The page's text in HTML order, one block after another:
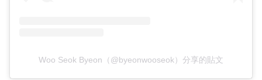
Woo Seok Byeon（@byeonwooseok）分享的貼文